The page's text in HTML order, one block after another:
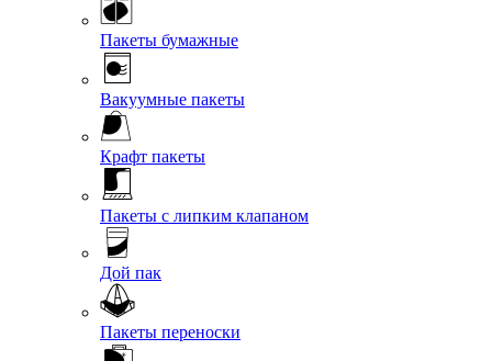
Пакеты бумажные
Вакуумные пакеты
Крафт пакеты
Пакеты с липким клапаном
Дой пак
Пакеты переноски